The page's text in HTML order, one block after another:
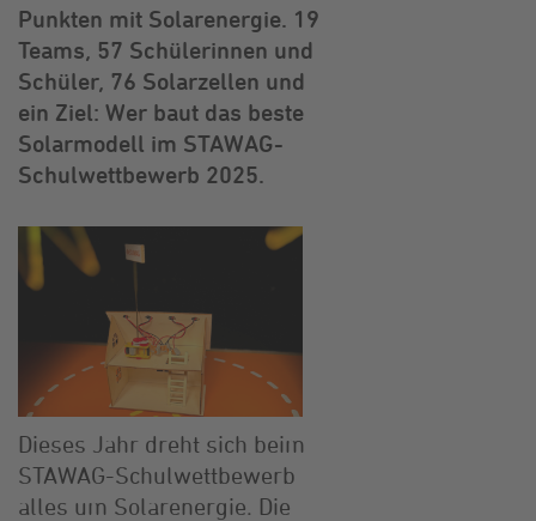
Punkten mit Solarenergie. 19
Teams, 57 Schülerinnen und
Schüler, 76 Solarzellen und
ein Ziel: Wer baut das beste
Solarmodell im STAWAG-
Schulwettbewerb 2025.
Dieses Jahr dreht sich beim
STAWAG-Schulwettbewerb
alles um Solarenergie. Die